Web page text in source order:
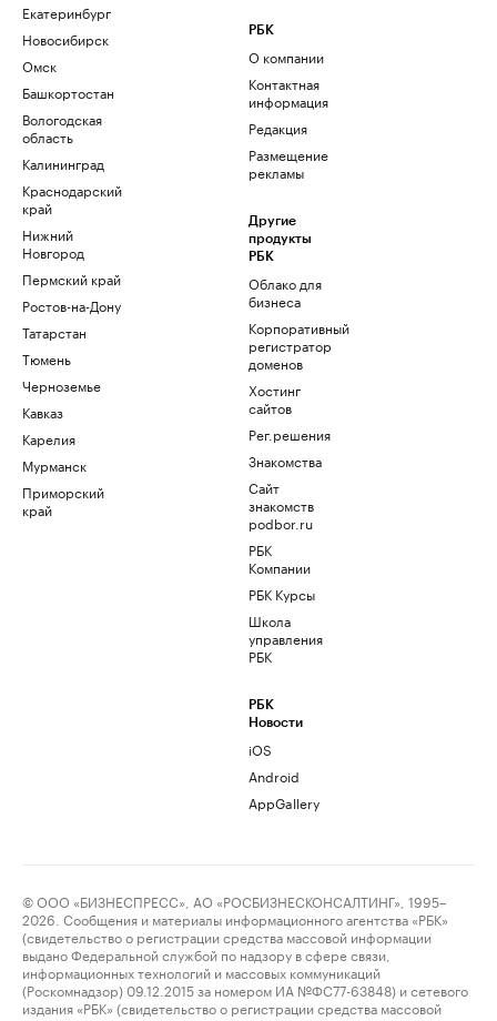
Екатеринбург
Новосибирск
Омск
Башкортостан
Вологодская
область
Калининград
Краснодарский
край
Нижний
Новгород
Пермский край
Ростов-на-Дону
Татарстан
Тюмень
Черноземье
Кавказ
Карелия
Мурманск
Приморский
край
РБК
О компании
Контактная
информация
Редакция
Размещение
рекламы
Другие
продукты
РБК
Облако для
бизнеса
Корпоративный
регистратор
доменов
Хостинг
сайтов
Рег.решения
Знакомства
Сайт
знакомств
podbor.ru
РБК
Компании
РБК Курсы
Школа
управления
РБК
РБК
Новости
iOS
Android
AppGallery
© ООО «БИЗНЕСПРЕСС», АО «РОСБИЗНЕСКОНСАЛТИНГ», 1995–
2026. Сообщения и материалы информационного агентства «РБК»
(свидетельство о регистрации средства массовой информации
выдано Федеральной службой по надзору в сфере связи,
информационных технологий и массовых коммуникаций
(Роскомнадзор) 09.12.2015 за номером ИА №ФС77-63848) и сетевого
издания «РБК» (свидетельство о регистрации средства массовой